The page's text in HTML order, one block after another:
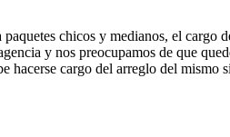
paquetes chicos y medianos, el
y nos preocupamos de que
hacerse cargo del arreglo del